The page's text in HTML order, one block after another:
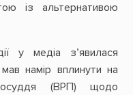
із альтернативою
у медіа з’явилася
намір вплинути на
(ВРП) щодо